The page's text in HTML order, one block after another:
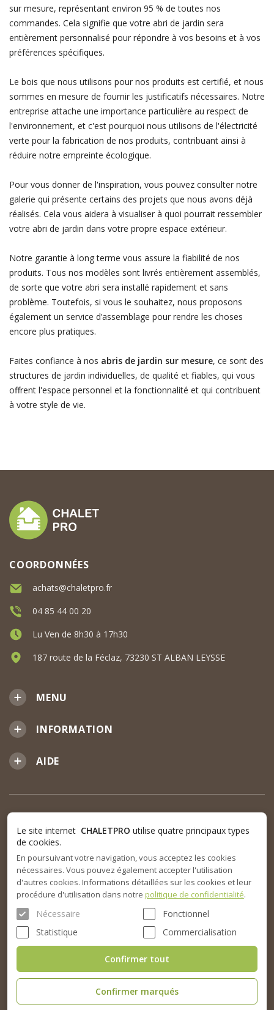
sur mesure, représentant environ 95 % de toutes nos
commandes. Cela signifie que votre abri de jardin sera
entièrement personnalisé pour répondre à vos besoins et à vos
préférences spécifiques.
Le bois que nous utilisons pour nos produits est certifié, et nous
sommes en mesure de fournir les justificatifs nécessaires. Notre
entreprise attache une importance particulière au respect de
l'environnement, et c'est pourquoi nous utilisons de l'électricité
verte pour la fabrication de nos produits, contribuant ainsi à
réduire notre empreinte écologique.
Pour vous donner de l'inspiration, vous pouvez consulter notre
galerie qui présente certains des projets que nous avons déjà
réalisés. Cela vous aidera à visualiser à quoi pourrait ressembler
votre abri de jardin dans votre propre espace extérieur.
Notre garantie à long terme vous assure la fiabilité de nos
produits. Tous nos modèles sont livrés entièrement assemblés,
de sorte que votre abri sera installé rapidement et sans
problème. Toutefois, si vous le souhaitez, nous proposons
également un service d’assemblage pour rendre les choses
encore plus pratiques.
Faites confiance à nos abris de jardin sur mesure, ce sont des
structures de jardin individuelles, de qualité et fiables, qui vous
offrent l'espace personnel et la fonctionnalité et qui contribuent
à votre style de vie.
MENU
INFORMATION
AIDE
COORDONNÉES
achats@chaletpro.fr
04 85 44 00 20
Lu Ven de 8h30 à 17h30
187 route de la Féclaz, 73230 ST ALBAN LEYSSE
© 2015-2026. SARL Chalet Pro tous droits réservés
Le site internet CHALETPRO utilise quatre principaux types
de cookies.
En poursuivant votre navigation, vous acceptez les cookies
nécessaires. Vous pouvez également accepter l'utilisation
d'autres cookies. Informations détaillées sur les cookies et leur
procédure d'utilisation dans notre politique de confidentialité.
Nécessaire
Fonctionnel
Statistique
Commercialisation
Confirmer marqués
Confirmer tout